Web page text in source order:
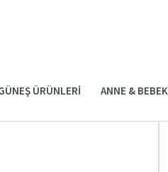
ÜRÜNLERI ANNE & BEBEK